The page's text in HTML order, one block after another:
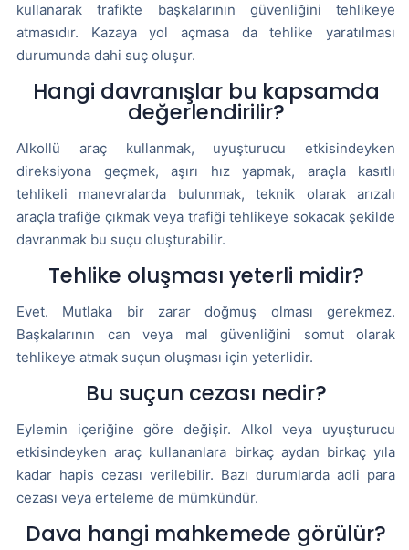
kullanarak trafikte başkalarının güvenliğini tehlikeye
atmasıdır. Kazaya yol açmasa da tehlike yaratılması
durumunda dahi suç oluşur.
Hangi davranışlar bu kapsamda
değerlendirilir?
Alkollü araç kullanmak, uyuşturucu etkisindeyken
direksiyona geçmek, aşırı hız yapmak, araçla kasıtlı
tehlikeli manevralarda bulunmak, teknik olarak arızalı
araçla trafiğe çıkmak veya trafiği tehlikeye sokacak şekilde
davranmak bu suçu oluşturabilir.
Tehlike oluşması yeterli midir?
Evet. Mutlaka bir zarar doğmuş olması gerekmez.
Başkalarının can veya mal güvenliğini somut olarak
tehlikeye atmak suçun oluşması için yeterlidir.
Bu suçun cezası nedir?
Eylemin içeriğine göre değişir. Alkol veya uyuşturucu
etkisindeyken araç kullananlara birkaç aydan birkaç yıla
kadar hapis cezası verilebilir. Bazı durumlarda adli para
cezası veya erteleme de mümkündür.
Dava hangi mahkemede görülür?